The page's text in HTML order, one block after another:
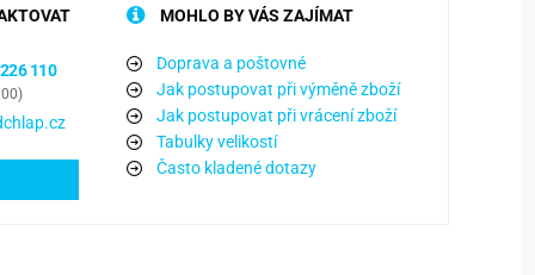
110
MOHLO BY VÁS ZAJÍMAT
Doprava a poštovné
Jak postupovat při výměně zboží
Jak postupovat při vrácení zboží
Tabulky velikostí
Často kladené dotazy